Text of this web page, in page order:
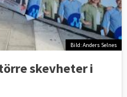
C-
valmanifest
ALDE
valmanifest
EPP
V-
NTP
Bild: Anders Selnes
skevheter i